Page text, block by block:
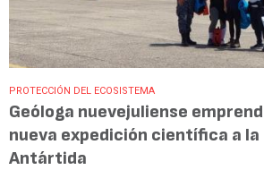
PROTECCIÓN DEL ECOSISTEMA
Geóloga nuevejuliense
nueva expedición científica a la
Antártida